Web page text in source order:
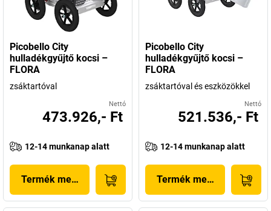
Picobello City
hulladékgyűjtő kocsi –
FLORA
zsáktartóval
Nettó
473.926,- Ft
12-14 munkanap alatt
Termék megjelenítése
Picobello City
hulladékgyűjtő kocsi –
FLORA
zsáktartóval és eszközökkel
Nettó
521.536,- Ft
12-14 munkanap alatt
Termék megjelenítése